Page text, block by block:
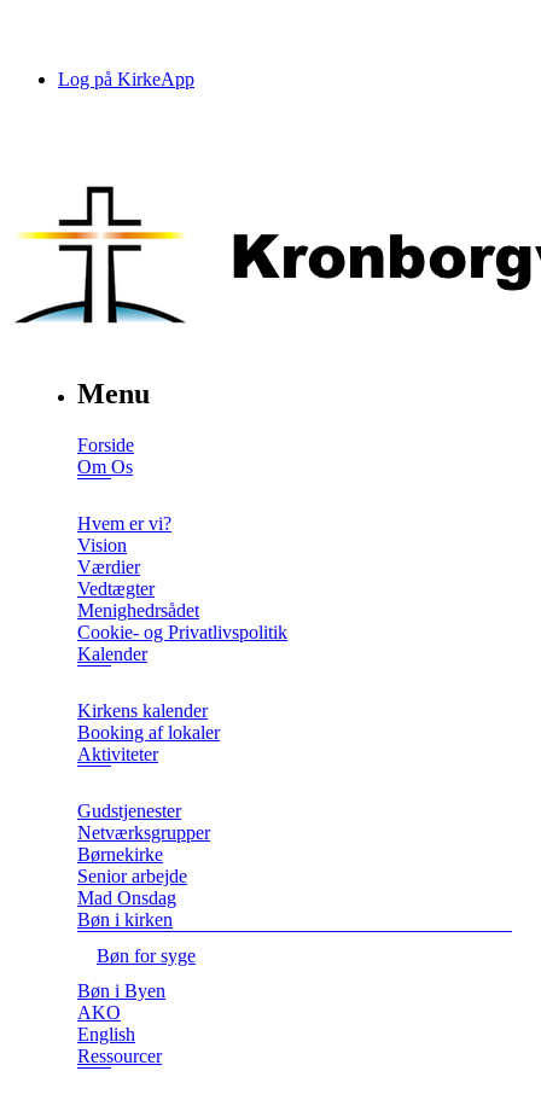
Log på KirkeApp
Menu
Forside
Om Os
Hvem er vi?
Vision
Værdier
Vedtægter
Menighedrsådet
Cookie- og Privatlivspolitik
Kalender
Kirkens kalender
Booking af lokaler
Aktiviteter
Gudstjenester
Netværksgrupper
Børnekirke
Senior arbejde
Mad Onsdag
Bøn i kirken
Bøn for syge
Bøn i Byen
AKO
English
Ressourcer